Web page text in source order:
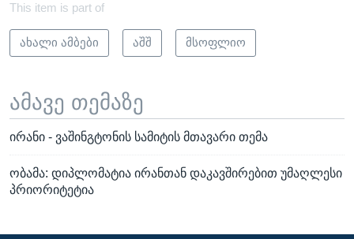
This item is part of
ახალი ამბები აშშ მსოფლიო
ამავე თემაზე
ირანი - ვაშინგტონის სამიტის მთავარი თემა
ობამა: დიპლომატია ირანთან დაკავშირებით უმაღლესი
პრიორიტეტია